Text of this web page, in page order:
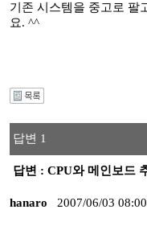
기존 시스템을 중고로 팔
요. ^^
답변 1
답변 : CPU와 메인보드
hanaro 2007/06/03 08:00